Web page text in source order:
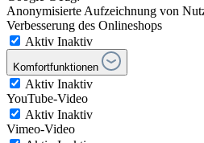
Anonymisierte Aufzeichnung von
Verbesserung des Onlineshops
Aktiv Inaktiv
Komfortfunktionen
Aktiv Inaktiv
YouTube-Video
Aktiv Inaktiv
Vimeo-Video